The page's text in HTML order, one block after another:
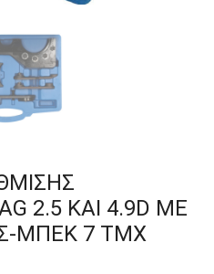
2.5 ΚΑΙ 4.9D ΜΕ
ΜΠΕΚ 7 ΤΜΧ